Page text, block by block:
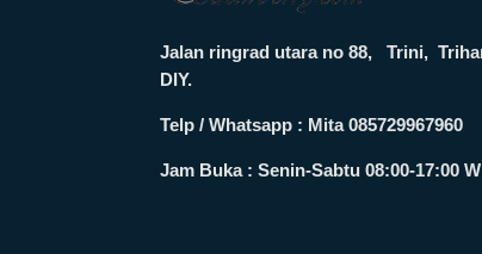
Jalan ringrad utara no 88, Trini,
DIY.
Telp / Whatsapp : Mita 085729967960
Jam Buka : Senin-Sabtu 08:00-17:00